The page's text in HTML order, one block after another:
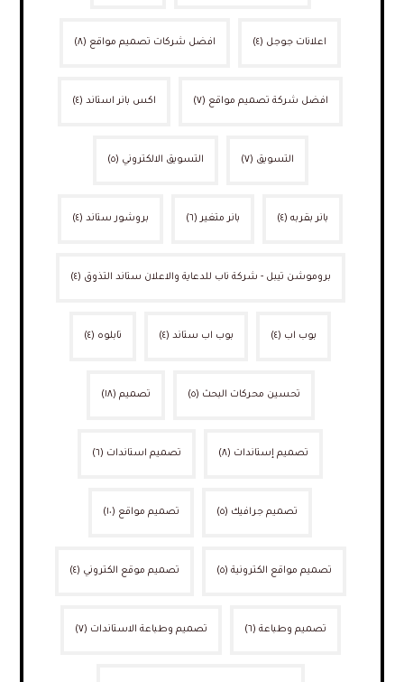
اعلانات جوجل (٤) افضل شركات تصميم مواقع (٨)
افضل شركة تصميم مواقع (٧) اكس بانر استاند (٤)
التسويق (٧) التسويق الالكتروني (٥)
بانر بقربه (٤) بانر متغير(٦) بروشور ستاند (٤)
بروموشن تيبل - شركة ناب للدعاية والاعلان ستاند التذوق (٤)
بوب اب (٤) بوب اب ستاند (٤) تابلوه (٤)
تحسين محركات البحث (٥) تصميم (١٨)
تصميم إستاندات (٨) تصميم استاندات (٦)
تصميم جرافيك (٥) تصميم مواقع (١٠)
تصميم مواقع الكترونية (٥) تصميم موقع الكتروني (٤)
تصميم وطباعة (٦) تصميم وطباعة الاستاندات (٧)